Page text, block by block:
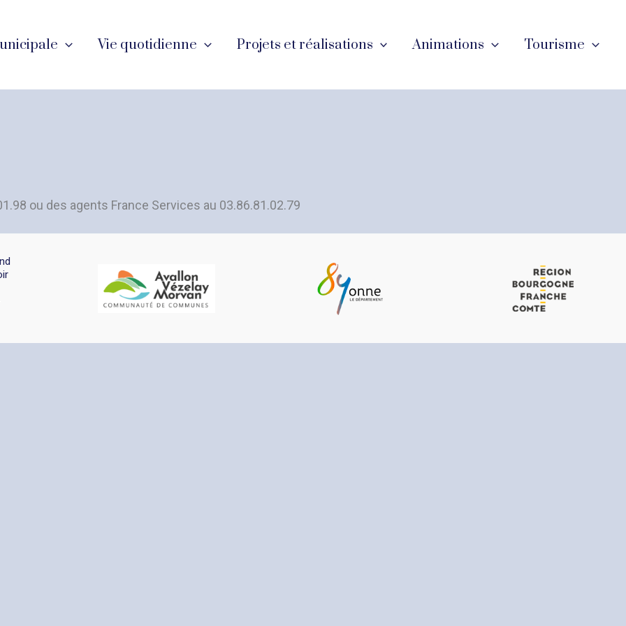
Vie quotidienne Projets et réalisations Animations Tourisme
ou des agents France Services au 03.86.81.02.79